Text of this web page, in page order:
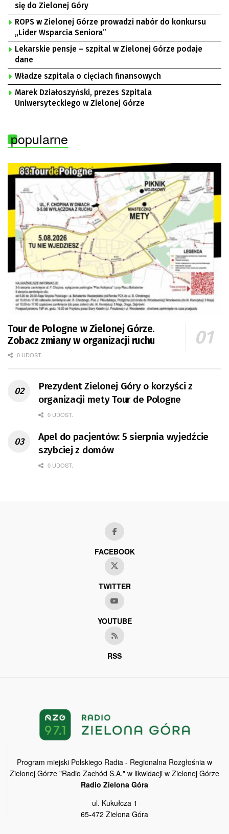
się do Zielonej Góry
ROPS w Zielonej Górze prowadzi nabór do konkursu
„Lider Wsparcia Seniora”
Lekarskie pensje – szpital w Zielonej Górze podaje
dane
Władze szpitala o cięciach finansowych
Marek Działoszyński, prezes Szpitala
Uniwersyteckiego w Zielonej Górze
popularne
Tour de Pologne w Zielonej Górze.
Zobacz zmiany w organizacji ruchu
0 UDOST.
Prezydent Zielonej Góry o korzyści z
organizacji mety Tour de Pologne
0 UDOST.
Apel do pacjentów: 5 sierpnia wyjedźcie
szybciej z domów
0 UDOST.
FACEBOOK
TWITTER
YOUTUBE
RSS
Program miejski Polskiego Radia - Regionalna Rozgłośnia w
Zielonej Górze "Radio Zachód S.A." w likwidacji w Zielonej Górze
Radio Zielona Góra
ul. Kukułcza 1
65-472 Zielona Góra